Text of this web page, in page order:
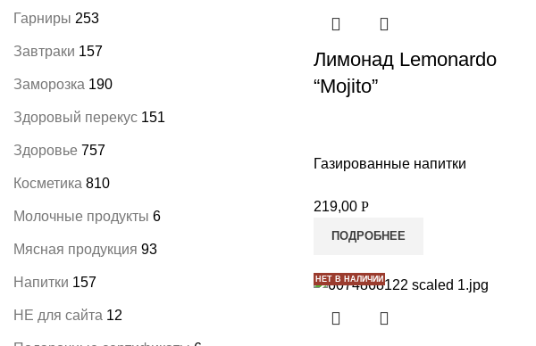
Гарниры 253
Завтраки 157
Заморозка 190
Здоровый перекус 151
Здоровье 757
Косметика 810
Молочные продукты 6
Мясная продукция 93
Напитки 157
НЕ для сайта 12
Лимонад Lemonardo
“Mojito”
Газированные напитки
219,00 Р
ПОДРОБНЕЕ
НЕТ В НАЛИЧИИ